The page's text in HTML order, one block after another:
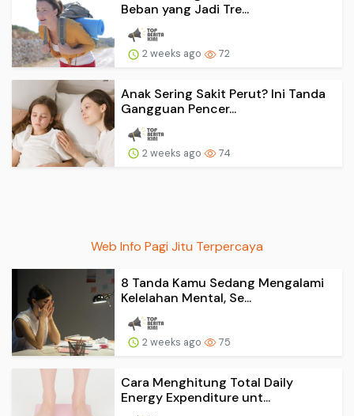
Beban yang Jadi Tre...
2 weeks ago 72
Anak Sering Sakit Perut? Ini Tanda
Gangguan Pencer...
2 weeks ago 74
Web Info Pagi Jitu Terpercaya
8 Tanda Kamu Sedang Mengalami
Kelelahan Mental, Se...
2 weeks ago 75
Cara Menghitung Total Daily
Energy Expenditure unt...